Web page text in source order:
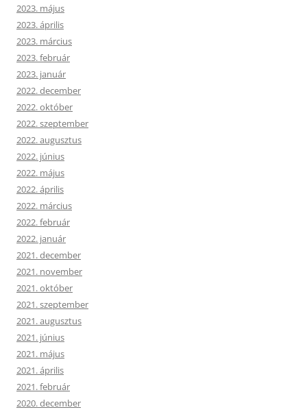
2023. május
2023. április
2023. március
2023. február
2023. január
2022. december
2022. október
2022. szeptember
2022. augusztus
2022. június
2022. május
2022. április
2022. március
2022. február
2022. január
2021. december
2021. november
2021. október
2021. szeptember
2021. augusztus
2021. június
2021. május
2021. április
2021. február
2020. december